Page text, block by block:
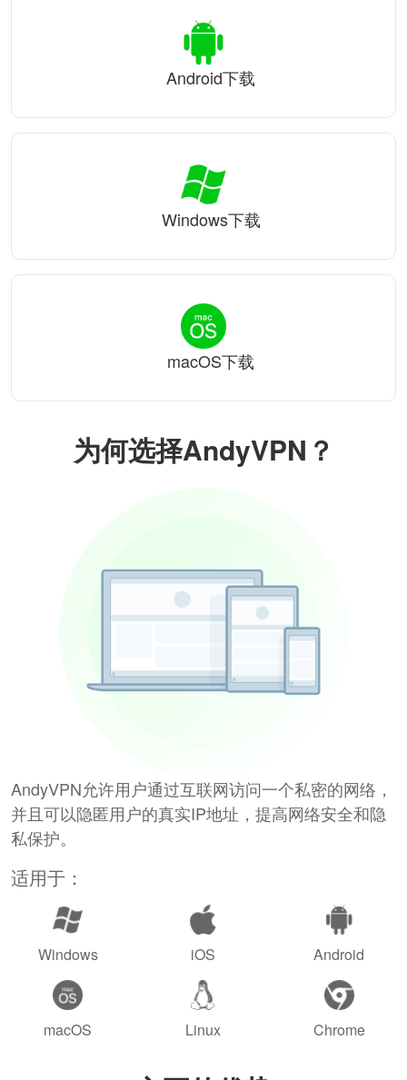
为何选择AndyVPN？
AndyVPN允许用户通过互联网访问一个私密的网络，
并且可以隐匿用户的真实IP地址，提高网络安全和隐
私保护。
适用于：
Windows iOS Android
macOS Linux Chrome
Android下载
Windows下载
macOS下载